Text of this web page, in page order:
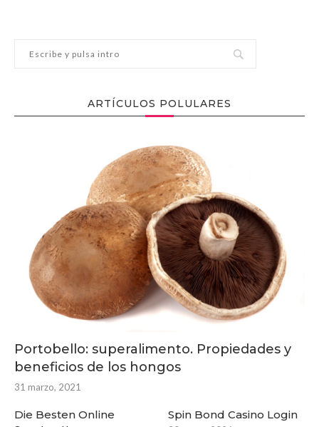
ARTÍCULOS POLULARES
Portobello: superalimento. Propiedades y
beneficios de los hongos
31 marzo, 2021
Die Besten Online
Spin Bond Casino Login